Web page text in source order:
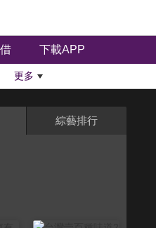
下載APP
更多
綜藝排行